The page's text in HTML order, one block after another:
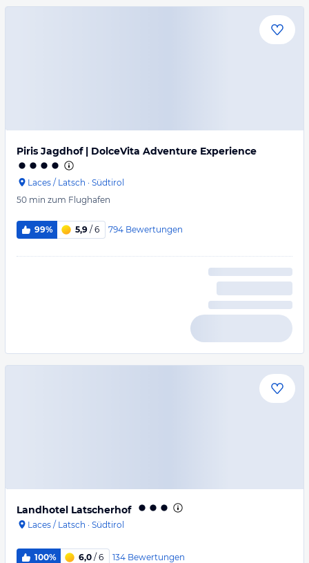
Piris Jagdhof | DolceVita Adventure Experience
Laces / Latsch · Südtirol
50 min zum Flughafen
99% 5,9 / 6 794 Bewertungen
Landhotel Latscherhof
Laces / Latsch · Südtirol
100% 6,0 / 6 134 Bewertungen